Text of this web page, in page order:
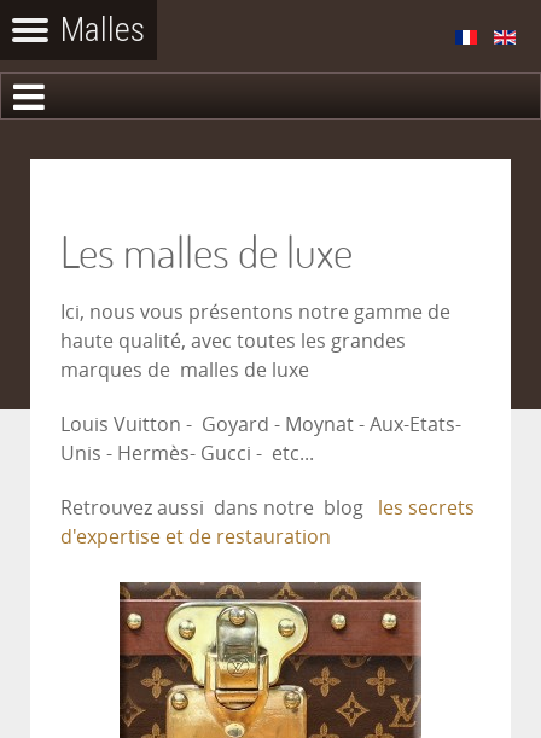
Les malles de luxe
Ici, nous vous présentons notre gamme de
haute qualité, avec toutes les grandes
marques de malles de luxe
Louis Vuitton - Goyard - Moynat - Aux-Etats-
Unis - Hermès- Gucci - etc...
Retrouvez aussi dans notre blog les secrets
d'expertise et de restauration